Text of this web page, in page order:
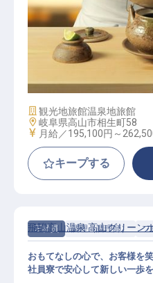
和食 / 正社員
施設業態
観光地旅館温泉地旅館
勤務地
岐阜県高山市相生町58
給与
月給／195,100円～
キープする
正社員 調理（調理師） フ
飛騨高山温泉 高山グリーン
おもてなしの心で、お客様を
社員寮で安心して新しい一歩